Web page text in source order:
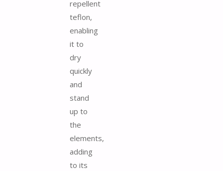
repellent
teflon,
enabling
it to
dry
quickly
and
stand
up to
the
elements,
adding
to its